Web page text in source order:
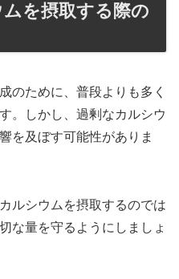
を摂取する際の
のために、普段よりも多く
。しかし、過剰なカルシウ
を及ぼす可能性がありま
ルシウムを摂取するのでは
な量を守るようにしましょ